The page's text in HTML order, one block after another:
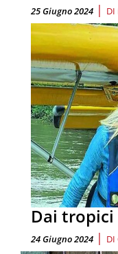
25 Giugno 2024 | DI
Dai
24 Giugno 2024 | DI